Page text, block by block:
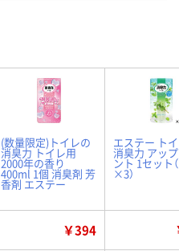
(数量限定)トイレの
消臭力 トイレ用
2000年の香り
400ml 1個 消臭剤 芳
香剤 エステー
エステー ト
消臭力 アッ
ント 1セット
×3）
￥394